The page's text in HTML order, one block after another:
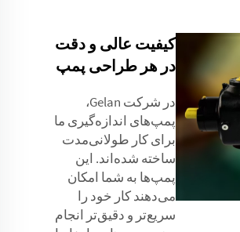
کیفیت عالی و دقت
در هر طراحی پمپ
در شرکت Gelan،
پمپ‌های اندازه‌گیری ما
برای کار طولانی‌مدت
ساخته شده‌اند. این
پمپ‌ها به شما امکان
می‌دهند کار خود را
سریع‌تر و دقیق‌تر انجام